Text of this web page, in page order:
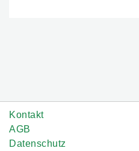
Datenschutz
AGB
Kontakt